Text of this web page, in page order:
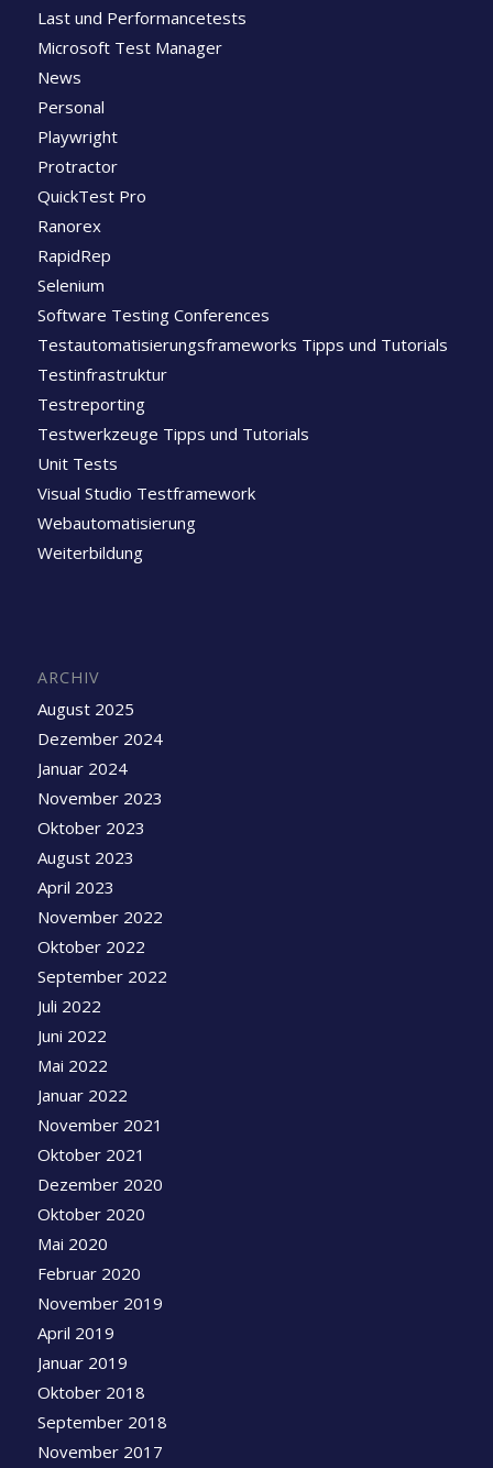
Last und Performancetests
Microsoft Test Manager
News
Personal
Playwright
Protractor
QuickTest Pro
Ranorex
RapidRep
Selenium
Software Testing Conferences
Testautomatisierungsframeworks Tipps und Tutorials
Testinfrastruktur
Testreporting
Testwerkzeuge Tipps und Tutorials
Unit Tests
Visual Studio Testframework
Webautomatisierung
Weiterbildung
ARCHIV
August 2025
Dezember 2024
Januar 2024
November 2023
Oktober 2023
August 2023
April 2023
November 2022
Oktober 2022
September 2022
Juli 2022
Juni 2022
Mai 2022
Januar 2022
November 2021
Oktober 2021
Dezember 2020
Oktober 2020
Mai 2020
Februar 2020
November 2019
April 2019
Januar 2019
Oktober 2018
September 2018
November 2017